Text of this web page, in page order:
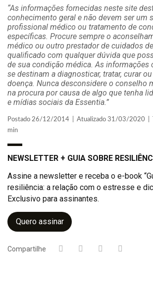
“As informações fornecidas neste site
conhecimento geral e não devem ser um
profissional médico ou tratamento de
específicas. Procure sempre o
médico ou outro prestador de cuidados
qualificado com qualquer dúvida que
de sua condição médica. As informações
se destinam a diagnosticar, tratar, curar
doença. Nunca desconsidere o conselho
na procura por causa de algo que tenha
e mídias sociais da Essentia.”
Postado 26/12/2014 | Atualizado 31/03/2020 |
min
NEWSLETTER + GUIA SOBRE
Assine a newsletter e receba o e-book
resiliência: a relação com o estresse e
Exclusivo para assinantes.
Quero assinar
Compartilhe